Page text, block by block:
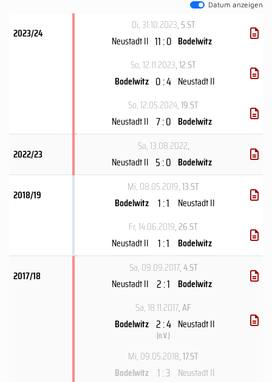
Datum anzeigen
2023/24
Di, 31.10.2023, 5.ST
Neustadt II 11 : 0 Bodelwitz
So, 12.11.2023, 12.ST
Bodelwitz 0 : 4 Neustadt II
So, 12.05.2024, 19.ST
Neustadt II 7 : 0 Bodelwitz
2022/23
Sa, 13.08.2022,
Neustadt II 5 : 0 Bodelwitz
2018/19
Mi, 08.05.2019, 13.ST
Bodelwitz
1 : 1
Neustadt II
Fr, 14.06.2019, 26.ST
Neustadt II
1 : 1 Bodelwitz
2017/18
Sa, 09.09.2017, 4.ST
Neustadt II 2 : 1 Bodelwitz
Sa, 18.11.2017, AF
Bodelwitz 2 : 4
(n.V.)
Neustadt II
Mi, 09.05.2018, 17.ST
Bodelwitz 1 : 3 Neustadt II